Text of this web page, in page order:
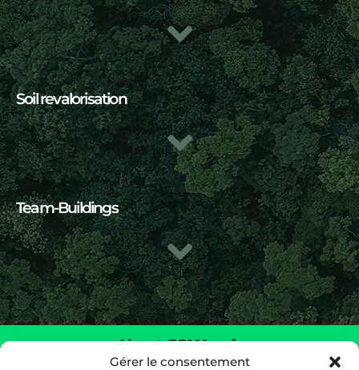
Gérer le consentement
Soil revalorisation
Team-Buildings
AboutSOWoods